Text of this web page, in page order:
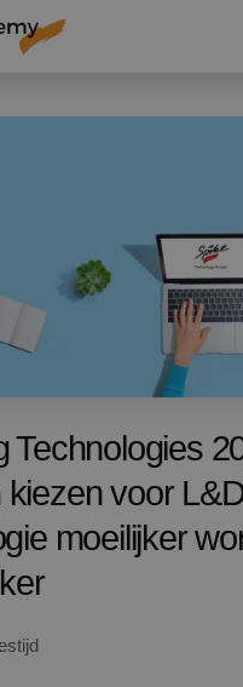
Technologies
voor
moeilijker